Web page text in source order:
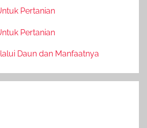
Pertanian
Pertanian
Daun dan Manfaatnya